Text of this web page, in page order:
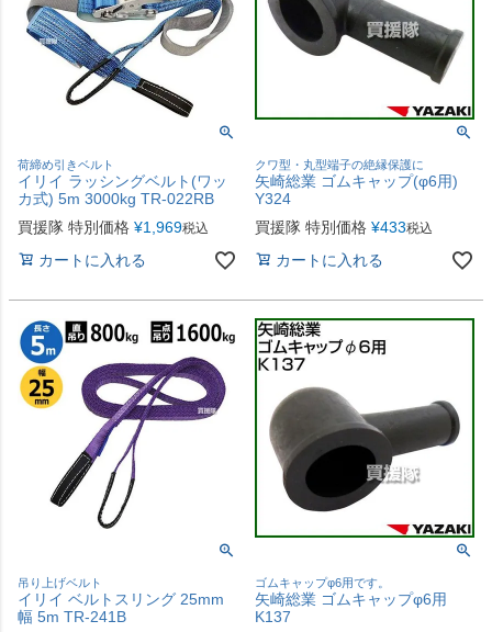
荷締め引きベルト
イリイ ラッシングベルト(ワッ
カ式) 5m 3000kg TR-022RB
買援隊 特別価格 ¥1,969税込
カートに入れる
クワ型・丸型端子の絶縁保護に
矢崎総業 ゴムキャップ(φ6用)
Y324
買援隊 特別価格 ¥433税込
カートに入れる
吊り上げベルト
イリイ ベルトスリング 25mm
幅 5m TR-241B
ゴムキャップφ6用です。
矢崎総業 ゴムキャップφ6用
K137